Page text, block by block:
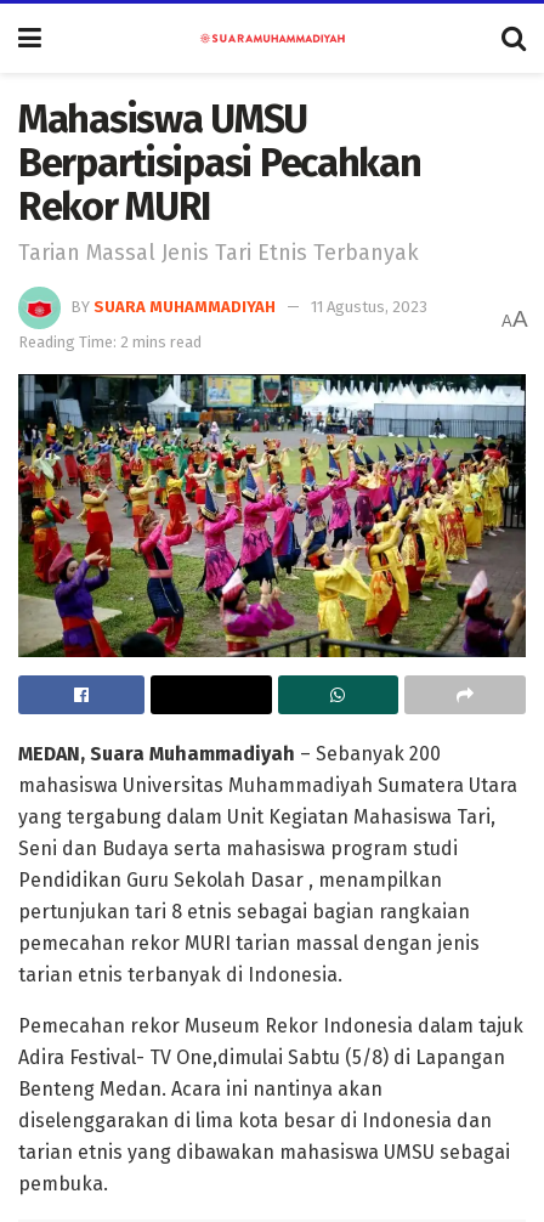
Mahasiswa UMSU
Berpartisipasi Pecahkan
Rekor MURI
Tarian Massal Jenis Tari Etnis Terbanyak
BY SUARA MUHAMMADIYAH
11 Agustus, 2023
Reading Time: 2 mins read
AA
MEDAN, Suara Muhammadiyah – Sebanyak 200
mahasiswa Universitas Muhammadiyah Sumatera Utara
yang tergabung dalam Unit Kegiatan Mahasiswa Tari,
Seni dan Budaya serta mahasiswa program studi
Pendidikan Guru Sekolah Dasar , menampilkan
pertunjukan tari 8 etnis sebagai bagian rangkaian
pemecahan rekor MURI tarian massal dengan jenis
tarian etnis terbanyak di Indonesia.
Pemecahan rekor Museum Rekor Indonesia dalam tajuk
Adira Festival- TV One,dimulai Sabtu (5/8) di Lapangan
Benteng Medan. Acara ini nantinya akan
diselenggarakan di lima kota besar di Indonesia dan
tarian etnis yang dibawakan mahasiswa UMSU sebagai
pembuka.